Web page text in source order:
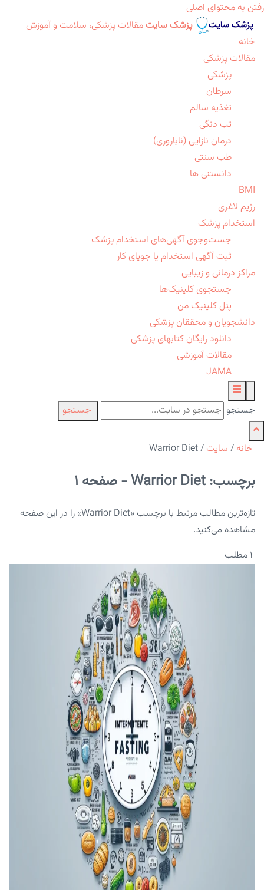
رفتن به محتوای اصلی
پزشک سایت مقالات پزشکی، سلامت و آموزش
خانه
مقالات پزشکی
پزشکی
سرطان
تغذیه سالم
تب دنگی
درمان نازایی (ناباروری)
طب سنتی
دانستنی ها
BMI
رژیم لاغری
استخدام پزشک
جست‌وجوی آگهی‌های استخدام پزشک
ثبت آگهی استخدام یا جویای کار
مراکز درمانی و زیبایی
جستجوی کلینیک‌ها
پنل کلینیک من
دانشجویان و محققان پزشکی
دانلود رایگان کتابهای پزشکی
مقالات آموزشی
JAMA
جستجو جستجو
خانه / سایت /
Warrior Diet
برچسب: Warrior Diet - صفحه 1
تازه‌ترین مطالب مرتبط با برچسب «Warrior Diet» را در این صفحه
مشاهده می‌کنید.
۱ مطلب